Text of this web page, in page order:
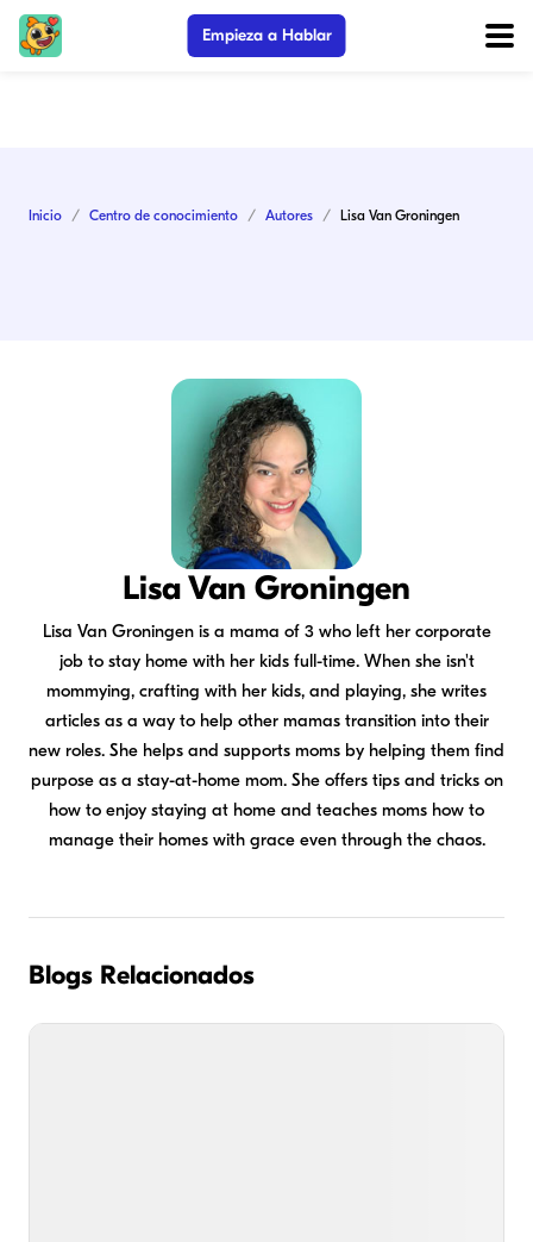
Empieza a Hablar
Inicio Centro de conocimiento Autores Lisa Van Groningen
Lisa Van Groningen
Lisa Van Groningen is a mama of 3 who left her corporate
job to stay home with her kids full-time. When she isn't
mommying, crafting with her kids, and playing, she writes
articles as a way to help other mamas transition into their
new roles. She helps and supports moms by helping them find
purpose as a stay-at-home mom. She offers tips and tricks on
how to enjoy staying at home and teaches moms how to
manage their homes with grace even through the chaos.
Blogs Relacionados